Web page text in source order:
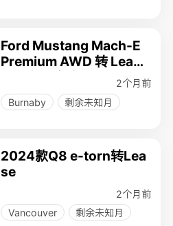
Ford Mustang Mach-E
Premium AWD 转 Lease
2个月前
Burnaby
剩余未知月
2024款Q8 e-torn转Lea
se
2个月前
Vancouver
剩余未知月